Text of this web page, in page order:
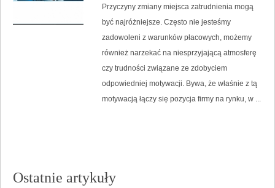
Przyczyny zmiany miejsca zatrudnienia mogą
być najróżniejsze. Często nie jesteśmy
zadowoleni z warunków płacowych, możemy
również narzekać na niesprzyjającą atmosferę
czy trudności związane ze zdobyciem
odpowiedniej motywacji. Bywa, że właśnie z tą
motywacją łączy się pozycja firmy na rynku, w ...
Ostatnie artykuły